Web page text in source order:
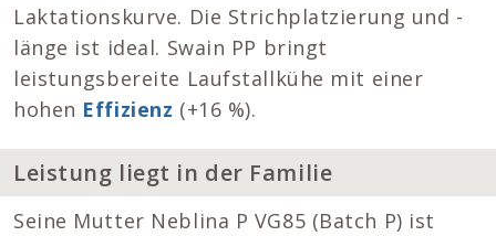
Laktationskurve. Die Strichplatzierung und -
länge ist ideal. Swain PP bringt
leistungsbereite Laufstallkühe mit einer
hohen Effizienz (+16 %).
Leistung liegt in der Familie
Seine Mutter Neblina P VG85 (Batch P) ist